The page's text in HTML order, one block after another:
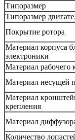
Типоразмер
Типоразмер
Покрытие ротора
Материал корпуса
электроники
Материал рабочего
Материал несущей
Материал
крепления
Материал
Количество